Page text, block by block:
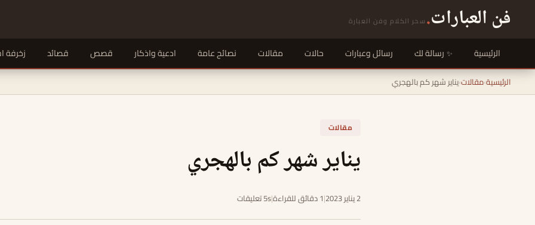
فن العبارات. سحر الكلام وفن العبارة
الرئيسية رسالة لك رسائل وعبارات حالات مقالات نصائح عامة ادعية واذكار قصص قصائد زخرفة
الرئيسية›مقالات›يناير شهر كم بالهجري
مقالات
يناير شهر كم بالهجري
2 يناير 2023 |1 دقائق للقراءة |5s تعليقات